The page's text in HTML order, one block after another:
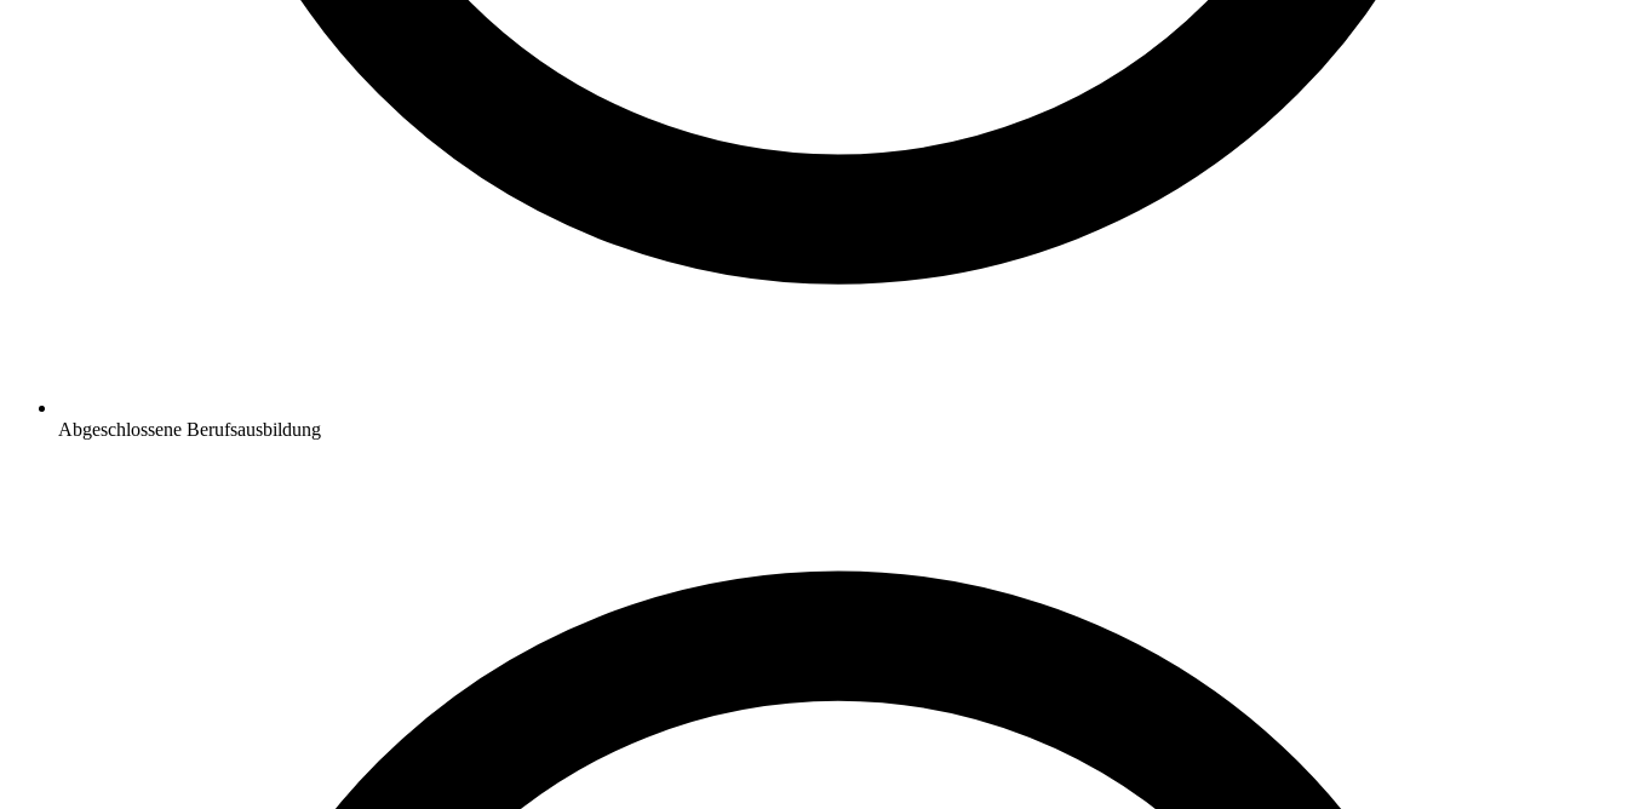
Abgeschlossene Berufsausbildung